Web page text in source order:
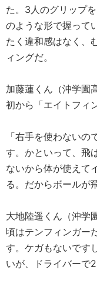
た。3人のグリップ
のような形で握って
たく違和感はなく、
ィングだ。
加藤蓮くん（沖学園
初から「エイトフィ
「右手を使わないの
す。かといって、飛
ないから体が使えて
る。だからボールが
大地陸遥くん（沖学
頃はテンフィンガー
す。ケガもないです
いが、ドライバーで